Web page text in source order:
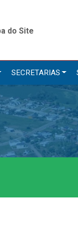
do Site
SECRETARIAS
Secretarias
Administração
Agricultura e Meio